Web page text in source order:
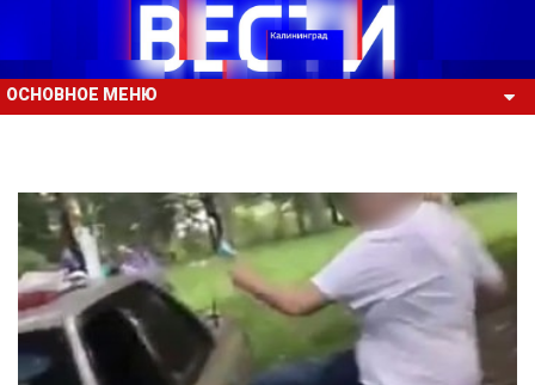
ОСНОВНОЕ МЕНЮ